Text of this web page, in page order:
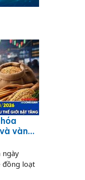
vàng
ngày
đồng loạt